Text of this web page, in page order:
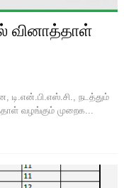
வினாத்தாள்
நடத்தும்
வழங்கும் முறைக...